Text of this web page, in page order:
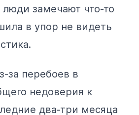
люди замечают что-то
в упор не видеть
за перебоев в
недоверия к
два-три месяца